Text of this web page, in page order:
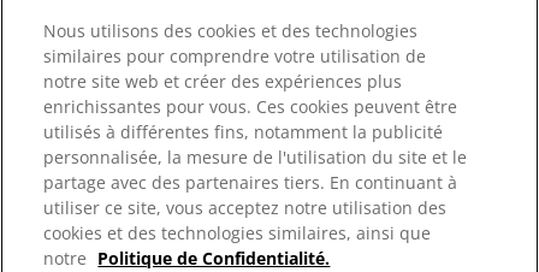
Langue
Ressources
Contactez-nous
Plan du site
Où acheter
Nos sites
Nous utilisons des cookies et des technologies
similaires pour comprendre votre utilisation de
notre site web et créer des expériences plus
enrichissantes pour vous. Ces cookies peuvent être
utilisés à différentes fins, notamment la publicité
personnalisée, la mesure de l'utilisation du site et le
partage avec des partenaires tiers. En continuant à
utiliser ce site, vous acceptez notre utilisation des
cookies et des technologies similaires, ainsi que
notre Politique de Confidentialité.